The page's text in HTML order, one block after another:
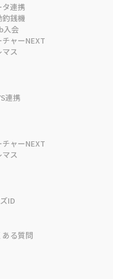
タ連携
釣銭機
入会
チャーNEXT
マス
連携
チャーNEXT
マス
ID
ある質問